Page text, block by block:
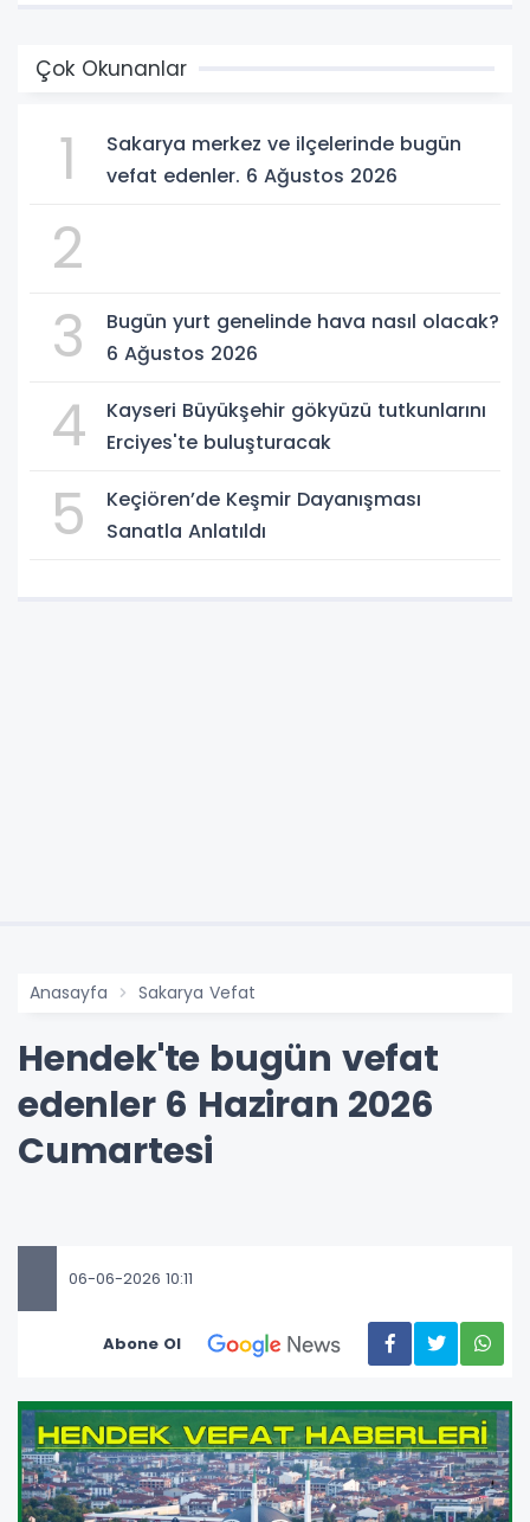
Çok Okunanlar
1
Sakarya merkez ve ilçelerinde bugün
vefat edenler. 6 Ağustos 2026
2
3
Bugün yurt genelinde hava nasıl olacak?
6 Ağustos 2026
4
Kayseri Büyükşehir gökyüzü tutkunlarını
Erciyes'te buluşturacak
5
Keçiören’de Keşmir Dayanışması
Sanatla Anlatıldı
Anasayfa Sakarya Vefat
Hendek'te bugün vefat
edenler 6 Haziran 2026
Cumartesi
06-06-2026 10:11
Abone Ol